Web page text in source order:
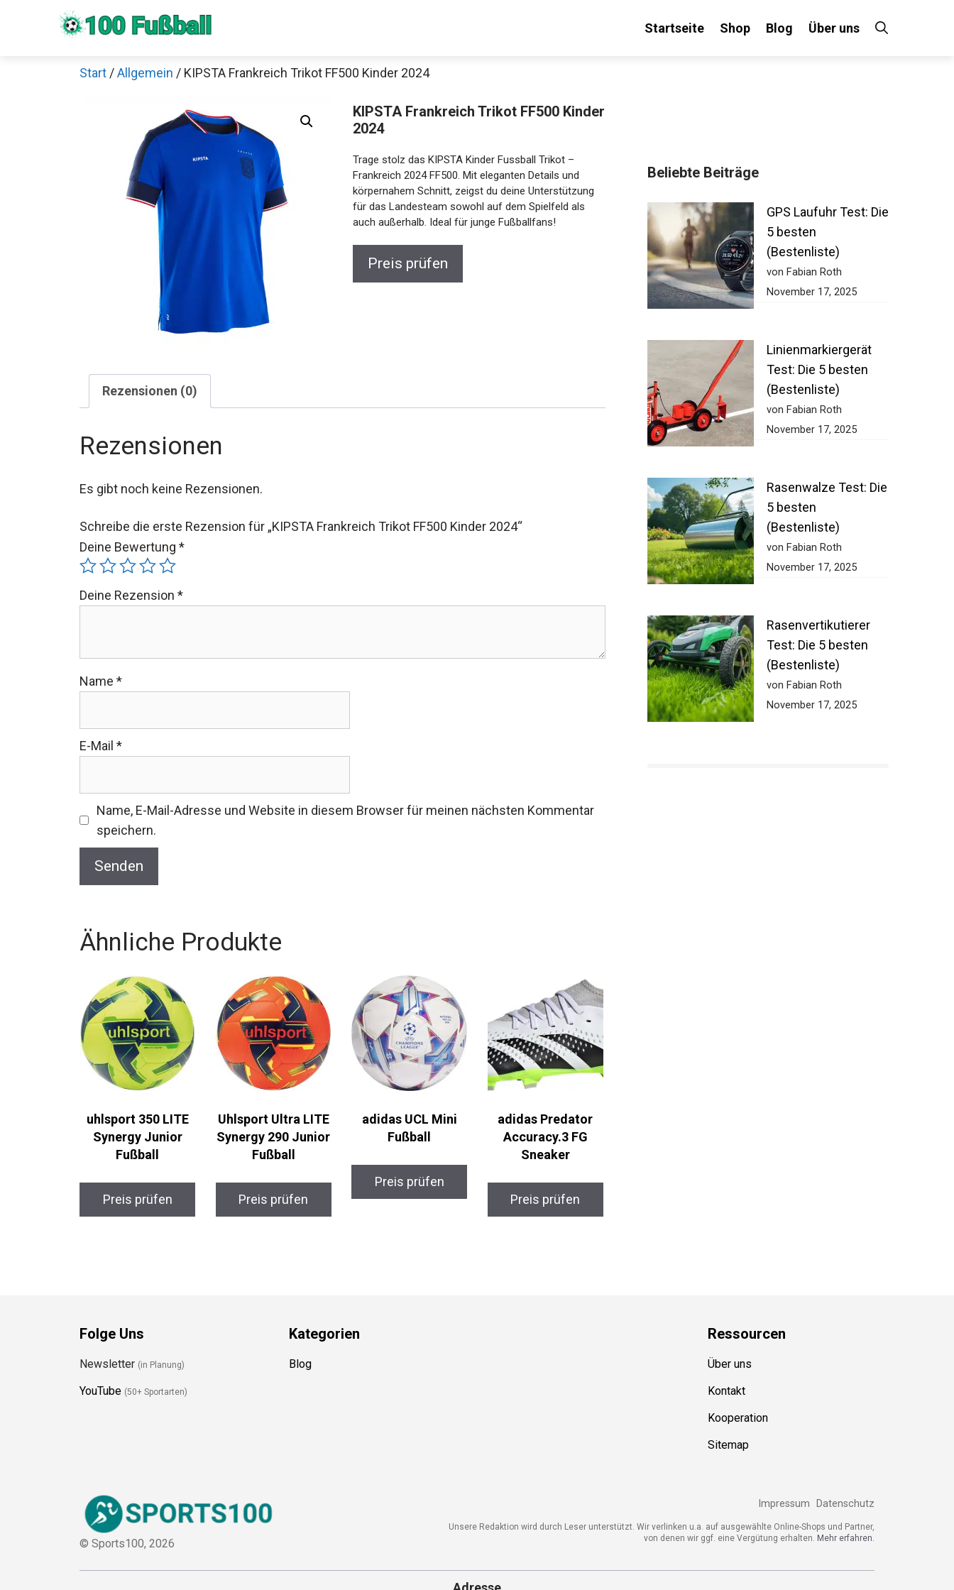
Startseite Shop Blog Über uns
Start /Allgemein / KIPSTA Frankreich Trikot FF500 Kinder 2024
KIPSTA Frankreich Trikot FF500 Kinder
2024
Trage stolz das KIPSTA Kinder Fussball Trikot –
Frankreich 2024 FF500. Mit eleganten Details und
körpernahem Schnitt, zeigst du deine Unterstützung
für das Landesteam sowohl auf dem Spielfeld als
auch außerhalb. Ideal für junge Fußballfans!
Preis prüfen
Rezensionen (0)
Rezensionen
Es gibt noch keine Rezensionen.
Schreibe die erste Rezension für „KIPSTA Frankreich Trikot FF500 Kinder 2024“
Deine Bewertung *
Deine Rezension *
Name *
E-Mail *
Name, E-Mail-Adresse und Website in diesem Browser für meinen nächsten Kommentar
speichern.
Ähnliche Produkte
uhlsport 350 LITE
Synergy Junior
Fußball
Preis prüfen
Uhlsport Ultra LITE
Synergy 290 Junior
Fußball
Preis prüfen
adidas UCL Mini
Fußball
Preis prüfen
adidas Predator
Accuracy.3 FG
Sneaker
Preis prüfen
Beliebte Beiträge
GPS Laufuhr Test: Die
5 besten
(Bestenliste)
von Fabian Roth
November 17, 2025
Linienmarkiergerät
Test: Die 5 besten
(Bestenliste)
von Fabian Roth
November 17, 2025
Rasenwalze Test: Die
5 besten
(Bestenliste)
von Fabian Roth
November 17, 2025
Rasenvertikutierer
Test: Die 5 besten
(Bestenliste)
von Fabian Roth
November 17, 2025
Folge Uns
Newsletter (in Planung)
YouTube (50+ Sportarten)
Kategorien
Blog
Ressourcen
Über uns
Kontakt
Kooperation
Sitemap
© Sports100, 2026
Impressum Datenschutz
Unsere Redaktion wird durch Leser unterstützt. Wir verlinken u.a. auf ausgewählte Online-Shops und Partner,
von denen wir ggf. eine Vergütung erhalten. Mehr erfahren.